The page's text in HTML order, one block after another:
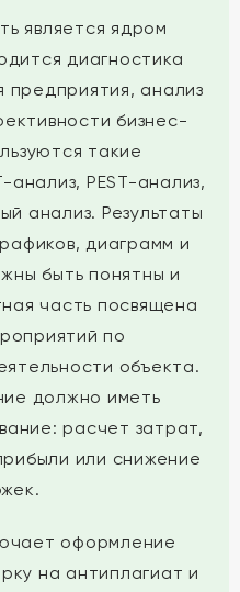
является ядром
диагностика
предприятия, анализ
бизнес-
такие
PEST-анализ,
анализ. Результаты
диаграмм и
быть понятны и
часть посвящена
по
объекта.
должно иметь
расчет затрат,
или снижение
оформление
на антиплагиат и